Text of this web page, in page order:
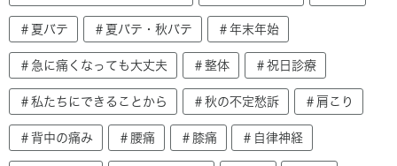
＃夏バテ ＃夏バテ・秋バテ ＃年末年始
＃急に痛くなっても大丈夫 ＃整体 ＃祝日診療
＃私たちにできることから ＃秋の不定愁訴 ＃肩こり
＃背中の痛み ＃腰痛 ＃膝痛 ＃自律神経